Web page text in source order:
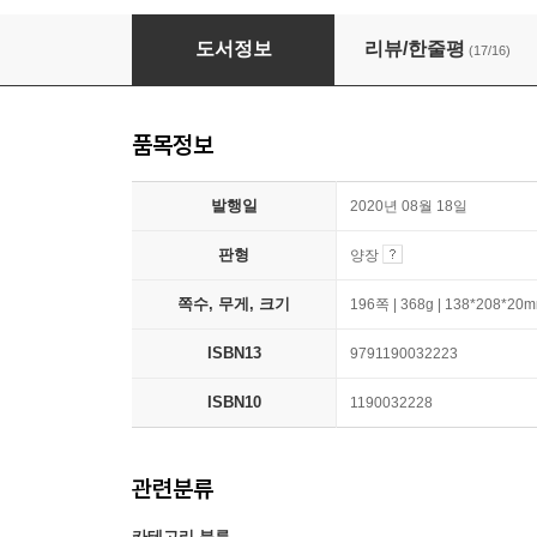
평범히 살고 싶어 열심히 살고 있다 (핑크 에디션)
도서정보 리뷰/한줄평 (17/16)
품목정보
발행일 2020년 08월 18일
판형 양장
쪽수, 무게, 크기 196쪽 | 368g |
ISBN13 9791190032223
ISBN10 1190032228
관련분류